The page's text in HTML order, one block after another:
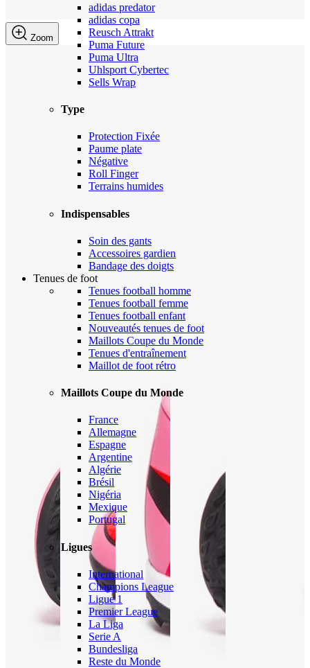
adidas predator
adidas copa
Reusch Attrakt
Puma Future
Puma Ultra
Uhlsport Cybertec
Sells Wrap
Type
Protection Fixée
Paume plate
Négative
Roll Finger
Terrains humides
Indispensables
Soin des gants
Accessoires gardien
Bandage des doigts
Tenues de foot
Tenues football homme
Tenues football femme
Tenues football enfant
Nouveautés tenues de foot
Maillots Coupe du Monde
Tenues d'entraînement
Maillot de foot rétro
Maillots Coupe du Monde
France
Allemagne
Espagne
Argentine
Algérie
Brésil
Nigéria
Mexique
Portugal
Ligues
International
Champions League
Ligue 1
Premier League
La Liga
Serie A
Bundesliga
Reste du Monde
Zoom